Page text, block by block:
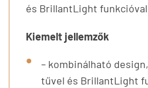
és BrillantLight
Kiemelt jellemzők
– kombinálható
tűvel és BrillantLight